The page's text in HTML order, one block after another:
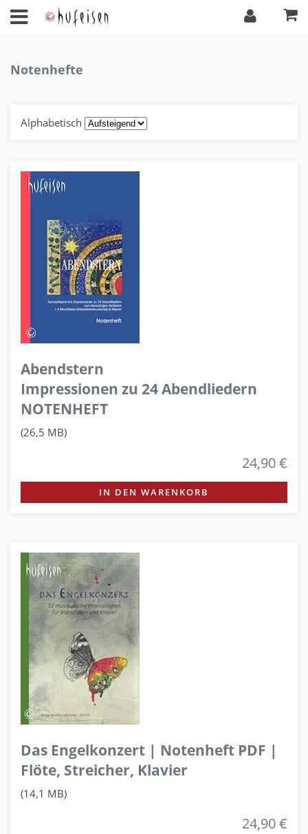
Notenhefte
Alphabetisch
Abendstern
Impressionen zu 24 Abendliedern
NOTENHEFT
(26,5 MB)
24,90 €
IN DEN WARENKORB
Das Engelkonzert | Notenheft PDF |
Flöte, Streicher, Klavier
(14,1 MB)
24,90 €